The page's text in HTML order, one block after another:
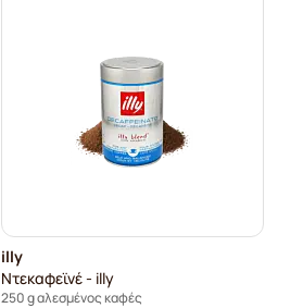
illy
Ντεκαφεϊνέ - illy
250 g αλεσμένος καφές